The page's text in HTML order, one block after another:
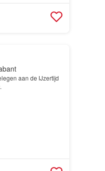
aan de IJzertijd
.